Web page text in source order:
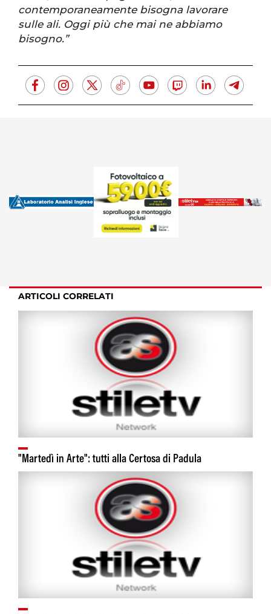
contemporaneamente bisogna lavorare
sulle ali. Oggi più che mai ne abbiamo
bisogno.”
ARTICOLI CORRELATI
"Martedì in Arte": tutti alla Certosa di Padula